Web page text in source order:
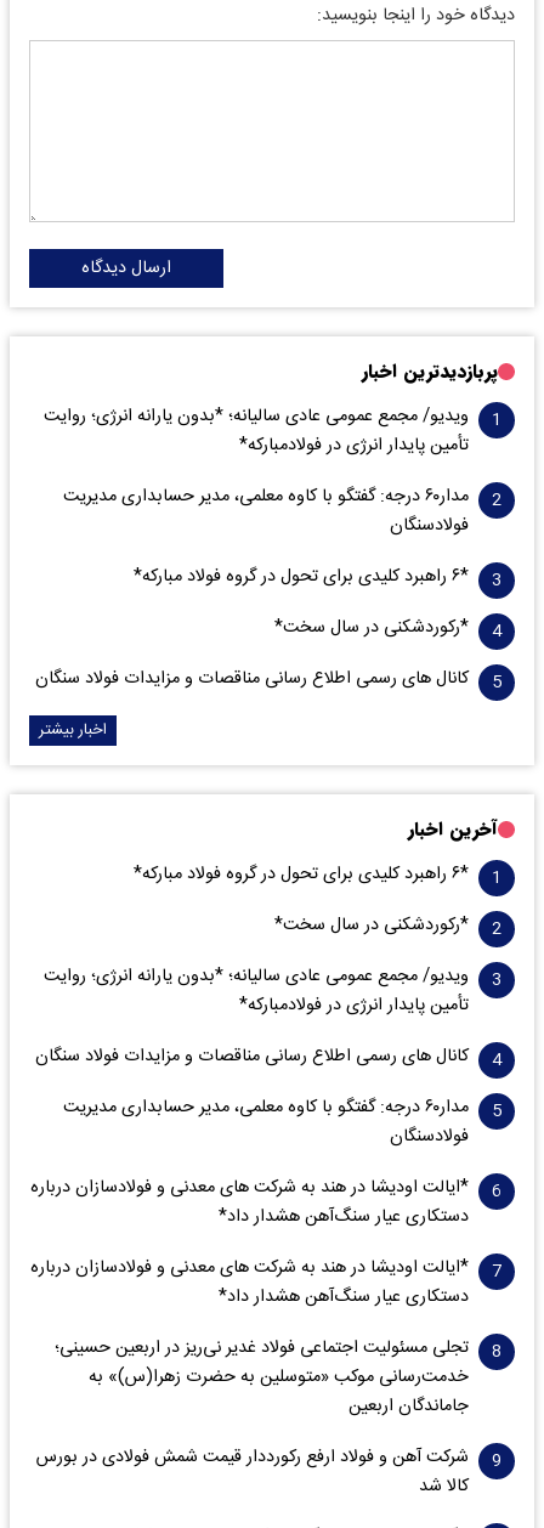
دیدگاه خود را اینجا بنویسید:
ارسال دیدگاه
پربازدیدترین اخبار
ویدیو/ مجمع عمومی عادی سالیانه؛ *بدون یارانه انرژی؛ روایت
تأمین پایدار انرژی در فولادمبارکه*
مدار‌۶٠ درجه: گفتگو با کاوه معلمی، مدیر حسابداری مدیریت
فولادسنگان
*۶ راهبرد کلیدی برای تحول در گروه فولاد مبارکه*
*رکوردشکنی در سال سخت*
کانال های رسمی اطلاع رسانی مناقصات و مزایدات فولاد سنگان
اخبار بیشتر
آخرین اخبار
*۶ راهبرد کلیدی برای تحول در گروه فولاد مبارکه*
*رکوردشکنی در سال سخت*
ویدیو/ مجمع عمومی عادی سالیانه؛ *بدون یارانه انرژی؛ روایت
تأمین پایدار انرژی در فولادمبارکه*
کانال های رسمی اطلاع رسانی مناقصات و مزایدات فولاد سنگان
مدار‌۶٠ درجه: گفتگو با کاوه معلمی، مدیر حسابداری مدیریت
فولادسنگان
*ایالت اودیشا در هند به شرکت های معدنی و فولادسازان درباره
دستکاری عیار سنگ‌آهن هشدار داد*
*ایالت اودیشا در هند به شرکت های معدنی و فولادسازان درباره
دستکاری عیار سنگ‌آهن هشدار داد*
تجلی مسئولیت اجتماعی فولاد غدیر نی‌ریز در اربعین حسینی؛
خدمت‌رسانی موکب «متوسلین به حضرت زهرا(س)» به
جاماندگان اربعین
شرکت آهن و فولاد ارفع رکورددار قیمت شمش فولادی در بورس
کالا شد